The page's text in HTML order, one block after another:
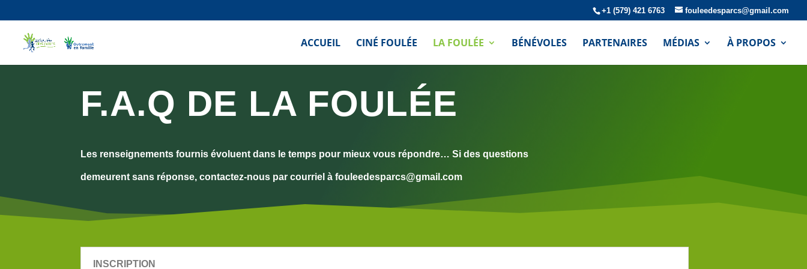
+1 (579) 421 6763 fouleedesparcs@gmail.com
ACCUEIL CINÉ FOULÉE LA FOULÉE BÉNÉVOLES PARTENAIRES MÉDIAS À PROPOS
F.A.Q DE LA FOULÉE
Les renseignements fournis évoluent dans le temps pour mieux vous répondre…Si des questions
demeurent sans réponse, contactez-nous par courriel à fouleedesparcs@gmail.com
INSCRIPTION